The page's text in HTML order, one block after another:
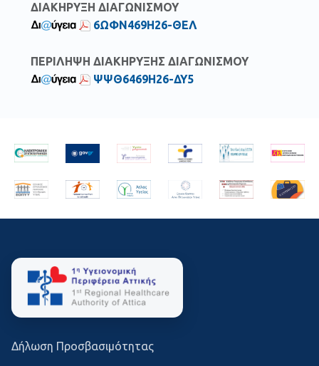
ΔΙΑΚΗΡΥΞΗ ΔΙΑΓΩΝΙΣΜΟΥ
6ΩΦΝ469Η26-ΘΕΛ
ΠΕΡΙΛΗΨΗ ΔΙΑΚΗΡΥΞΗΣ ΔΙΑΓΩΝΙΣΜΟΥ
ΨΨΘ6469Η26-ΔΥ5
Δήλωση Προσβασιμότητας